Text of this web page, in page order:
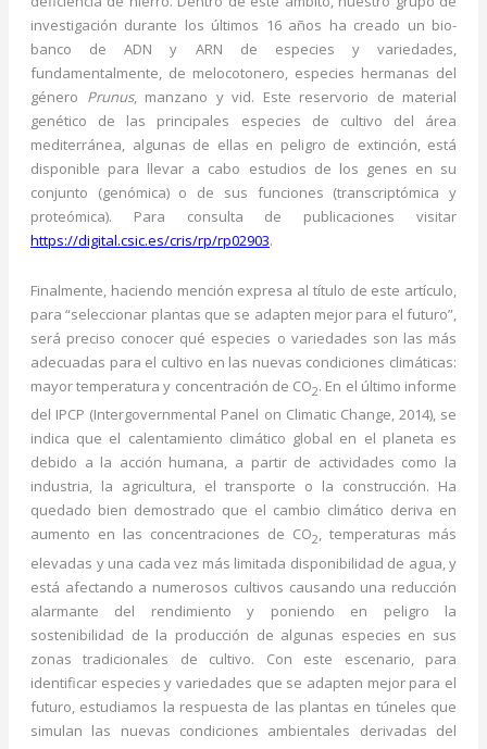
investigación durante los últimos 16 años ha creado un bio-
banco de ADN y ARN de especies y variedades,
fundamentalmente, de melocotonero, especies hermanas del
género Prunus, manzano y vid. Este reservorio de material
genético de las principales especies de cultivo del área
mediterránea, algunas de ellas en peligro de extinción, está
disponible para llevar a cabo estudios de los genes en su
conjunto (genómica) o de sus funciones (transcriptómica y
proteómica). Para consulta de publicaciones visitar
https://digital.csic.es/cris/rp/rp02903.
Finalmente, haciendo mención expresa al título de este artículo,
para “seleccionar plantas que se adapten mejor para el futuro”,
será preciso conocer qué especies o variedades son las más
adecuadas para el cultivo en las nuevas condiciones climáticas:
mayor temperatura y concentración de CO2. En el último informe
del IPCP (Intergovernmental Panel on Climatic Change, 2014), se
indica que el calentamiento climático global en el planeta es
debido a la acción humana, a partir de actividades como la
industria, la agricultura, el transporte o la construcción. Ha
quedado bien demostrado que el cambio climático deriva en
aumento en las concentraciones de CO2, temperaturas más
elevadas y una cada vez más limitada disponibilidad de agua, y
está afectando a numerosos cultivos causando una reducción
alarmante del rendimiento y poniendo en peligro la
sostenibilidad de la producción de algunas especies en sus
zonas tradicionales de cultivo. Con este escenario, para
identificar especies y variedades que se adapten mejor para el
futuro, estudiamos la respuesta de las plantas en túneles que
simulan las nuevas condiciones ambientales derivadas del